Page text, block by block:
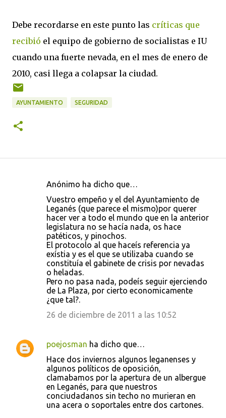
Debe recordarse en este punto las críticas que
recibió el equipo de gobierno de socialistas e IU
cuando una fuerte nevada, en el mes de enero de
2010, casi llega a colapsar la ciudad.
AYUNTAMIENTO SEGURIDAD
Anónimo ha dicho que…
Vuestro empeño y el del Ayuntamiento de
Leganés (que parece el mismo)por querer
hacer ver a todo el mundo que en la anterior
legislatura no se hacía nada, os hace
patéticos, y pinochos.
El protocolo al que haceís referencia ya
exístia y es el que se utilizaba cuando se
constituía el gabinete de crisis por nevadas
o heladas.
Pero no pasa nada, podeís seguir ejerciendo
de La Plaza, por cierto economicamente
¿que tal?.
26 de diciembre de 2011 a las 10:52
poejosman ha dicho que…
Hace dos inviernos algunos leganenses y
algunos políticos de oposición,
clamabamos por la apertura de un albergue
en Leganés, para que nuestros
conciudadanos sin techo no murieran en
una acera o soportales entre dos cartones.